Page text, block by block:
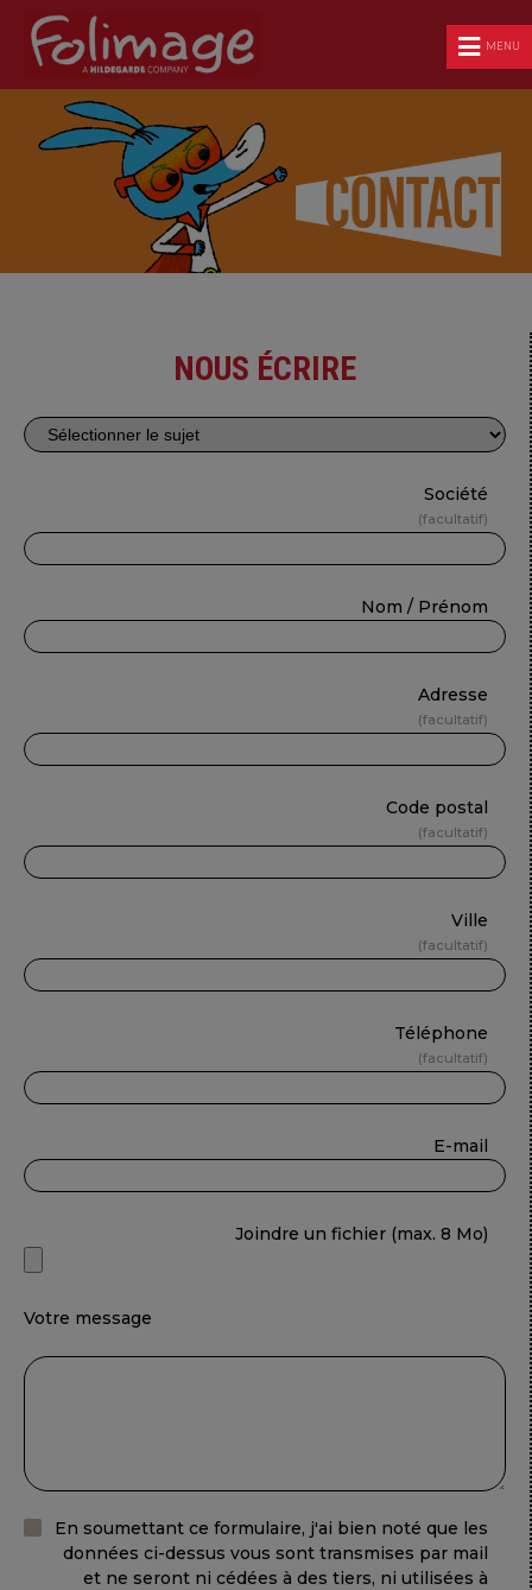
MENU
NOUS ÉCRIRE
Société
facultatif
Nom / Prénom
Adresse
facultatif
Code postal
facultatif
Ville
facultatif
Téléphone
facultatif
E-mail
Joindre un fichier (max. 8 Mo)
Votre message
En soumettant ce formulaire, j'ai bien noté que les
données ci-dessus vous sont transmises par mail
et ne seront ni cédées à des tiers, ni utilisées à